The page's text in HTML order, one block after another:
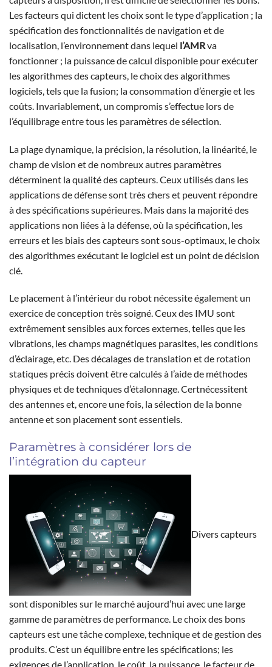
Les facteurs qui dictent les choix sont le type d’application ; la
spécification des fonctionnalités de navigation et de
localisation, l’environnement dans lequel l’AMRva
fonctionner ; la puissance de calcul disponible pour exécuter
les algorithmes des capteurs, le choix des algorithmes
logiciels, tels que la fusion; la consommation d’énergie et les
coûts. Invariablement, un compromis s’effectue lors de
l’équilibrage entre tous les paramètres de sélection.
La plage dynamique, la précision, la résolution, la linéarité, le
champ de vision et de nombreux autres paramètres
déterminent la qualité des capteurs. Ceux utilisés dans les
applications de défense sont très chers et peuvent répondre
à des spécifications supérieures. Mais dans la majorité des
applications non liées à la défense, où la spécification, les
erreurs et les biais des capteurs sont sous-optimaux, le choix
des algorithmes exécutant le logiciel est un point de décision
clé.
Le placement à l’intérieur du robot nécessite également un
exercice de conception très soigné. Ceux des IMU sont
extrêmement sensibles aux forces externes, telles que les
vibrations, les champs magnétiques parasites, les conditions
d’éclairage, etc. Des décalages de translation et de rotation
statiques précis doivent être calculés à l’aide de méthodes
physiques et de techniques d’étalonnage. Certnécessitent
des antennes et, encore une fois, la sélection de la bonne
antenne et son placement sont essentiels.
Paramètres à considérer lors de
l’intégration du capteur
Divers capteurs
sont disponibles sur le marché aujourd’hui avec une large
gamme de paramètres de performance. Le choix des bons
capteurs est une tâche complexe, technique et de gestion des
produits. C’est un équilibre entre les spécifications; les
exigences de l’application, le coût, la puissance, le facteur de